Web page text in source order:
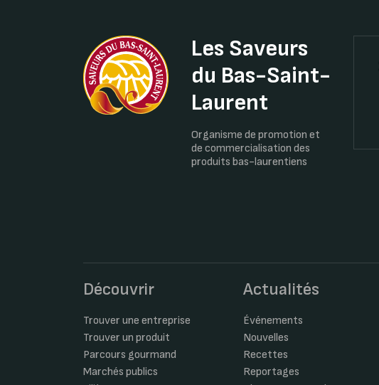
Les Saveurs
du Bas-Saint-
Laurent
Organisme de promotion et
de commercialisation des
produits bas-laurentiens
Découvrir
Trouver une entreprise
Trouver un produit
Parcours gourmand
Marchés publics
Actualités
Événements
Nouvelles
Recettes
Reportages